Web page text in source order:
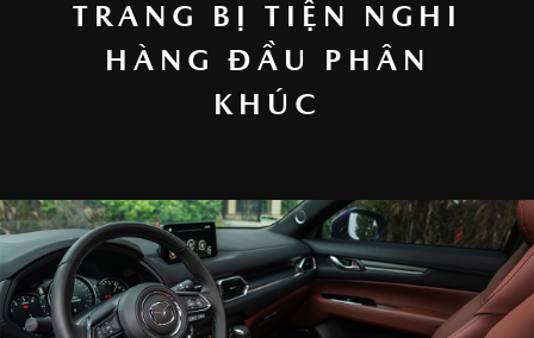
TRANG BỊ TIỆN NGHI
HÀNG ĐẦU PHÂN
KHÚC